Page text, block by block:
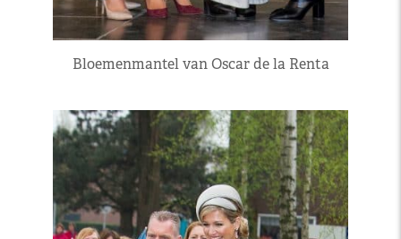
Bloemenmantel van Oscar de la Renta